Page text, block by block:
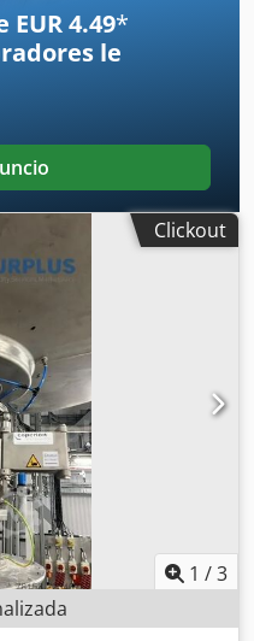
4.49*
le
Clickout
1 /3